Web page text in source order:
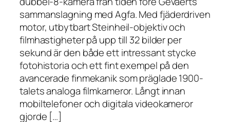
sammanslagning med Agfa. Med fjäderdriven
motor, utbytbart Steinheil-objektiv och
filmhastigheter på upp till 32 bilder per
sekund är den både ett intressant stycke
fotohistoria och ett fint exempel på den
avancerade finmekanik som präglade 1900-
talets analoga filmkameror. Långt innan
mobiltelefoner och digitala videokameror
gjorde […]